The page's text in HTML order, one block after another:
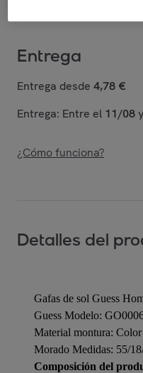
Entrega
Entrega desde 4,78 €
Entrega: Entre el 11/08
¿Cómo funciona?
Detalles del
Gafas de sol Guess
Guess Modelo:
Material montura:
Morado Medidas: 55/
Composición del